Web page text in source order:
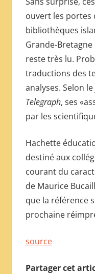
ouvert les portes
bibliothèques
Grande-Bretagne
reste très lu.
traductions des
analyses. Selon
Telegraph, ses
par les
Hachette
destiné aux
courant du
de Maurice
que la référence
prochaine
source
Partager cet